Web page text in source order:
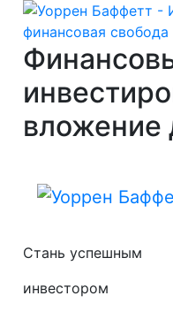
вложение
Стань успешным
инвестором